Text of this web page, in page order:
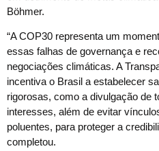
Böhmer.
“A COP30 representa um
essas falhas de governança e
negociações climáticas. A
incentiva o Brasil a estabelecer
rigorosas, como a divulgação de
interesses, além de evitar
poluentes, para proteger a
completou.